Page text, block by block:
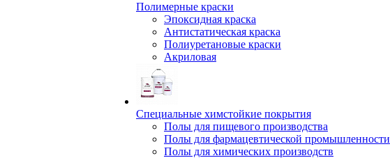
Полимерные краски
Эпоксидная краска
Антистатическая краска
Полиуретановые краски
Акриловая
Специальные химстойкие покрытия
Полы для пищевого производства
Полы для фармацевтической промышленности
Полы для химических производств